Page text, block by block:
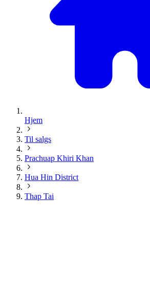
Hjem
Til salgs
Prachuap Khiri Khan
Hua Hin District
Thap Tai